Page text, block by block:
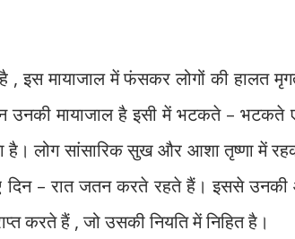
,इस मायाजाल में फंसकर लोगों की हालत
मायाजाल है इसी में भटकते –भटकते
है। लोग सांसारिक सुख और आशा तृष्णा में
दिन –रात जतन करते रहते हैं। इससे
करते हैं ,जो उसकी नियति में निहित है।